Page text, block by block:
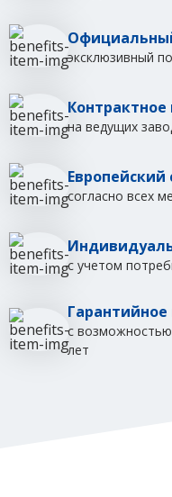
эксклюзивный
на ведущих
Европейский
согласно всех
с учетом
с возможностью
лет